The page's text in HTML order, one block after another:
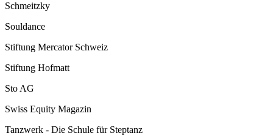
Schmeitzky
Souldance
Stiftung Mercator Schweiz
Stiftung Hofmatt
Sto AG
Swiss Equity Magazin
Tanzwerk - Die Schule für Steptanz